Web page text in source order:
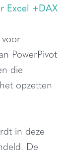
Excel +DAX
PowerPivot
die
opzetten
in deze
De